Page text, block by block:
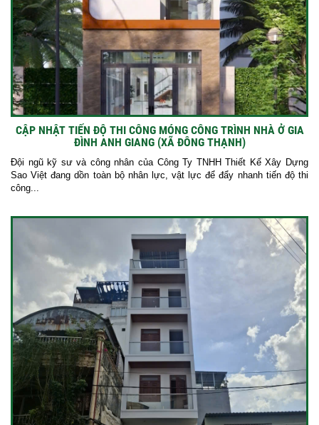
CẬP NHẬT TIẾN ĐỘ THI CÔNG MÓNG CÔNG TRÌNH NHÀ Ở GIA
ĐÌNH ANH GIANG (XÃ ĐÔNG THẠNH)
Đội ngũ kỹ sư và công nhân của Công Ty TNHH Thiết Kế Xây Dựng
Sao Việt đang dồn toàn bộ nhân lực, vật lực để đẩy nhanh tiến độ thi
công...